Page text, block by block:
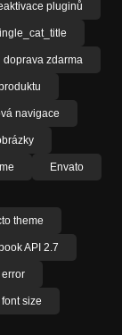
pluginů
doprava zdarma
navigace
Envato
theme
API 2.7
font size